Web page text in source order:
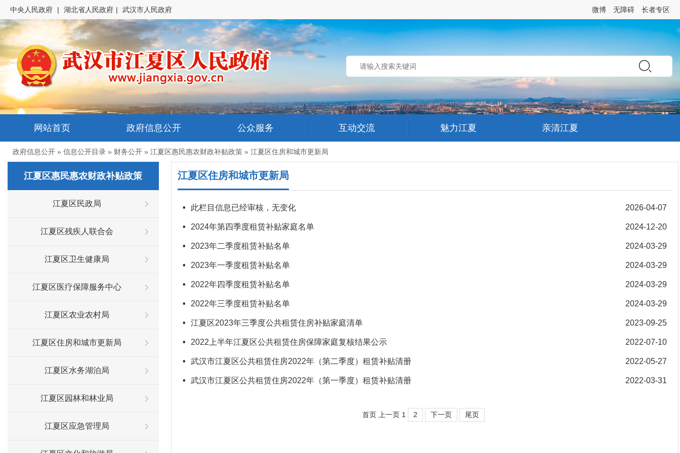
中央人民政府 | 湖北省人民政府 | 武汉市人民政府 微博 无障碍 长者专区
网站首页 政府信息公开 公众服务 互动交流 魅力江夏 亲清江夏
政府信息公开 » 信息公开目录 » 财务公开 » 江夏区惠民惠农财政补贴政策 » 江夏区住房和城市更新局
江夏区惠民惠农财政补贴政策
江夏区民政局
江夏区残疾人联合会
江夏区卫生健康局
江夏区医疗保障服务中心
江夏区农业农村局
江夏区住房和城市更新局
江夏区水务湖泊局
江夏区园林和林业局
江夏区应急管理局
江夏区住房和城市更新局
2026-04-07
• 此栏目信息已经审核，无变化
2024-12-20
• 2024年第四季度租赁补贴家庭名单
2024-03-29
• 2023年二季度租赁补贴名单
2024-03-29
• 2023年一季度租赁补贴名单
2024-03-29
• 2022年四季度租赁补贴名单
2024-03-29
• 2022年三季度租赁补贴名单
2023-09-25
• 江夏区2023年三季度公共租赁住房补贴家庭清单
2022-07-10
• 2022上半年江夏区公共租赁住房保障家庭复核结果公示
2022-05-27
• 武汉市江夏区公共租赁住房2022年（第二季度）租赁补贴清册
2022-03-31
• 武汉市江夏区公共租赁住房2022年（第一季度）租赁补贴清册
首页 上一页 1 2 下一页 尾页